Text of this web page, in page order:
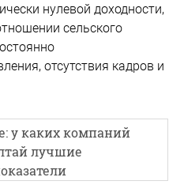
нулевой доходности,
сельского
отсутствия кадров и
у каких компаний
лучшие